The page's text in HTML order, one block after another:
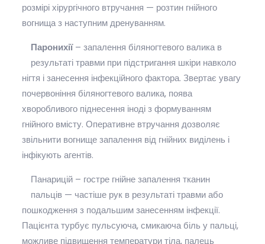
розмірі хірургічного втручання — розтин гнійного
вогнища з наступним дренуванням.
Паронихії– запалення біляногтевого валика в
результаті травми при підстригання шкіри навколо
нігтя і занесення інфекційного фактора. Звертає увагу
почервоніння біляногтевого валика, поява
хворобливого піднесення іноді з формуванням
гнійного вмісту. Оперативне втручання дозволяє
звільнити вогнище запалення від гнійних виділень і
інфікують агентів.
Панарицій – гостре гнійне запалення тканин
пальців — частіше рук в результаті травми або
пошкодження з подальшим занесенням інфекції.
Пацієнта турбує пульсуюча, смикаюча біль у пальці,
можливе підвищення температури тіла, палець